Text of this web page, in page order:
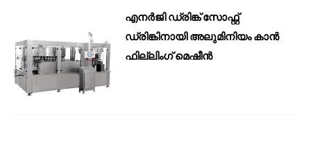
എനർജി ഡ്രിങ്ക് സോഫ്റ്റ്
ഡ്രിങ്കിനായി അലുമിനിയം കാൻ
ഫില്ലിംഗ് മെഷീൻ